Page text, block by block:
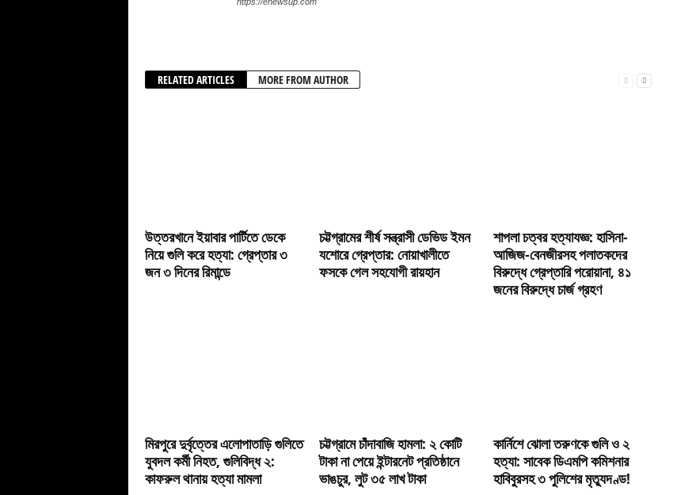
RELATED ARTICLES MORE FROM AUTHOR
উত্তরখানে ইয়াবার পার্টিতে ডেকে
নিয়ে গুলি করে হত্যা: গ্রেপ্তার ৩
জন ৩ দিনের রিমান্ডে
চট্টগ্রামের শীর্ষ সন্ত্রাসী ডেভিড ইমন
যশোরে গ্রেপ্তার: নোয়াখালীতে
ফসকে গেল সহযোগী রায়হান
শাপলা চত্বর হত্যাযজ্ঞ: হাসিনা-
আজিজ-বেনজীরসহ পলাতকদের
বিরুদ্ধে গ্রেপ্তারি পরোয়ানা, ৪১
জনের বিরুদ্ধে চার্জ গ্রহণ
মিরপুরে দুর্বৃত্তের এলোপাতাড়ি গুলিতে
যুবদল কর্মী নিহত, গুলিবিদ্ধ ২:
কাফরুল থানায় হত্যা মামলা
চট্টগ্রামে চাঁদাবাজি হামলা: ২ কোটি
টাকা না পেয়ে ইন্টারনেট প্রতিষ্ঠানে
ভাঙচুর, লুট ৩৫ লাখ টাকা
কার্নিশে ঝোলা তরুণকে গুলি ও ২
হত্যা: সাবেক ডিএমপি কমিশনার
হাবিবুরসহ ৩ পুলিশের মৃত্যুদণ্ড!